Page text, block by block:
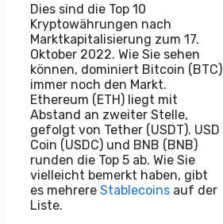
Dies sind die Top 10
Kryptowährungen nach
Marktkapitalisierung zum 17.
Oktober 2022. Wie Sie sehen
können, dominiert Bitcoin (BTC)
immer noch den Markt.
Ethereum (ETH) liegt mit
Abstand an zweiter Stelle,
gefolgt von Tether (USDT). USD
Coin (USDC) und BNB (BNB)
runden die Top 5 ab. Wie Sie
vielleicht bemerkt haben, gibt
es mehrere Stablecoins auf der
Liste.